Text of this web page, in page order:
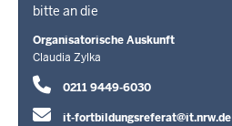
bitte an die
Organisatorische Auskunft
Claudia Zylka
0211 9449-6030
it-fortbildungsreferat@it.nrw.de